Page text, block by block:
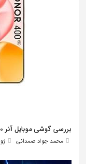
بررسی گوشی موبایل آنر 400
محمد جواد صمدانی